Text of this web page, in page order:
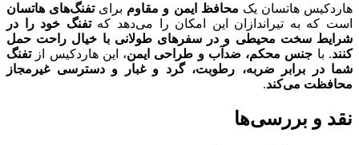
هاردکیس هاتسان یک محافظ ایمن و مقاوم برایتفنگ‌های هاتسان
است که به تیراندازان این امکان را می‌دهد کهتفنگ خود را در
شرایط سخت محیطی و در سفرهای طولانی با خیال راحت حمل
کنند. با جنس محکم، ضدآب و طراحی ایمن، این هاردکیس ازتفنگ
شما در برابر ضربه، رطوبت، گرد و غبار و دسترسی غیرمجاز
محافظت می‌کند.
نقد و بررسی‌ها